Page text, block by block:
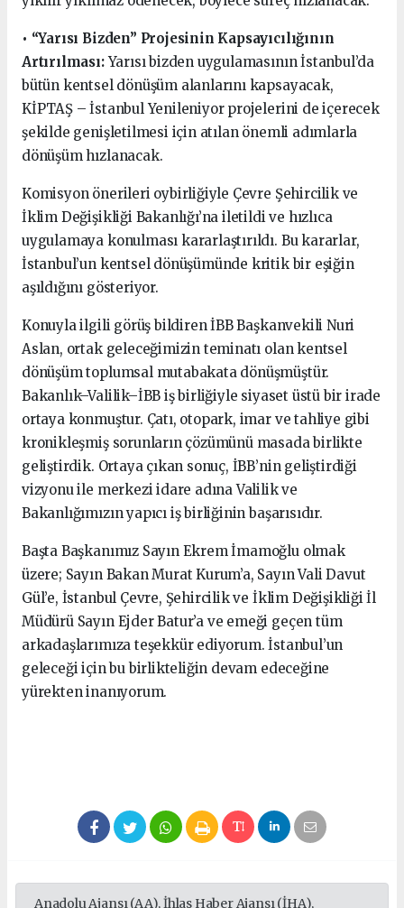
• “Yarısı Bizden” Projesinin Kapsayıcılığının
Artırılması:Yarısı bizden uygulamasının İstanbul’da
bütün kentsel dönüşüm alanlarını kapsayacak,
KİPTAŞ – İstanbul Yenileniyor projelerini de içerecek
şekilde genişletilmesi için atılan önemli adımlarla
dönüşüm hızlanacak.
Komisyon önerileri oybirliğiyle Çevre Şehircilik ve
İklim Değişikliği Bakanlığı’na iletildi ve hızlıca
uygulamaya konulması kararlaştırıldı. Bu kararlar,
İstanbul’un kentsel dönüşümünde kritik bir eşiğin
aşıldığını gösteriyor.
Konuyla ilgili görüş bildiren İBB Başkanvekili Nuri
Aslan, ortak geleceğimizin teminatı olan kentsel
dönüşüm toplumsal mutabakata dönüşmüştür.
Bakanlık–Valilik–İBB iş birliğiyle siyaset üstü bir irade
ortaya konmuştur. Çatı, otopark, imar ve tahliye gibi
kronikleşmiş sorunların çözümünü masada birlikte
geliştirdik. Ortaya çıkan sonuç, İBB’nin geliştirdiği
vizyonu ile merkezi idare adına Valilik ve
Bakanlığımızın yapıcı iş birliğinin başarısıdır.
Başta Başkanımız Sayın Ekrem İmamoğlu olmak
üzere; Sayın Bakan Murat Kurum’a, Sayın Vali Davut
Gül’e, İstanbul Çevre, Şehircilik ve İklim Değişikliği İl
Müdürü Sayın Ejder Batur’a ve emeği geçen tüm
arkadaşlarımıza teşekkür ediyorum. İstanbul’un
geleceği için bu birlikteliğin devam edeceğine
yürekten inanıyorum.
Anadolu Ajansı (AA), İhlas Haber Ajansı (İHA),